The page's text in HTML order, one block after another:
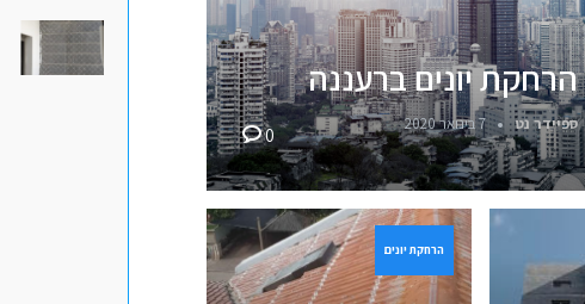
הרחקת יונים ברעננה
ספיידר נט 7 בינואר 2020 0
הרחקת יונים